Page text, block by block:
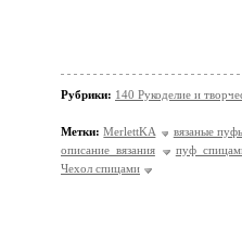
Рубрики: 140 Рукоделие и
Метки: MerlettKA
вязаные
описание вязания
пуф
Чехол спицами